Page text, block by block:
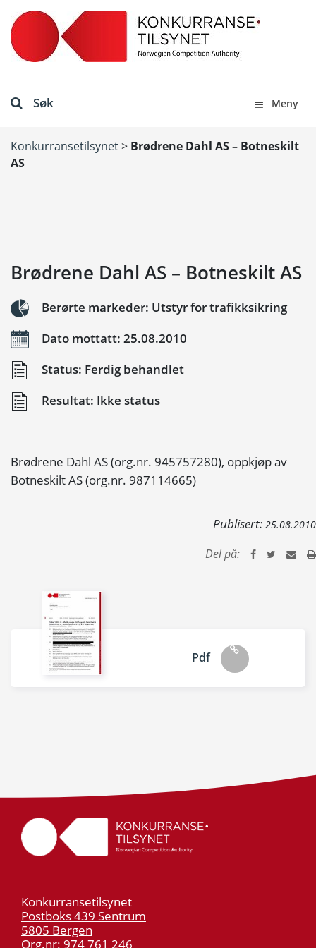
Søk Meny
Konkurransetilsynet> Brødrene Dahl AS – Botneskilt
AS
Brødrene Dahl AS – Botneskilt AS
Berørte markeder: Utstyr for trafikksikring
Dato mottatt: 25.08.2010
Status: Ferdig behandlet
Resultat: Ikke status
Brødrene Dahl AS (org.nr. 945757280), oppkjøp av
Botneskilt AS (org.nr. 987114665)
Publisert: 25.08.2010
Del på:
Pdf
Konkurransetilsynet
Postboks 439 Sentrum
5805 Bergen
Org.nr: 974 761 246